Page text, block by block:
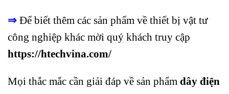
⇒ Để biết thêm các sản phẩm về thiết bị vật tư
công nghiệp khác mời quý khách truy cập
https://htechvina.com/
Mọi thắc mắc cần giải đáp về sản phẩm dây điện